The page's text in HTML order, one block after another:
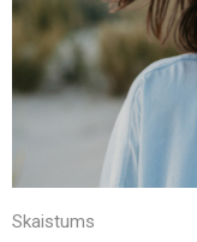
Skaistums